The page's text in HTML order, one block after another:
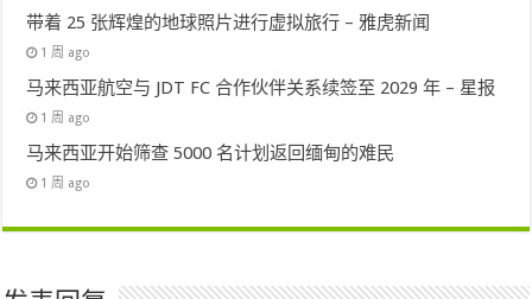
带着 25 张辉煌的地球照片进行虚拟旅行 – 雅虎新闻
1 周 ago
马来西亚航空与 JDT FC 合作伙伴关系续签至 2029 年 – 星报
1 周 ago
马来西亚开始筛查 5000 名计划返回缅甸的难民
1 周 ago